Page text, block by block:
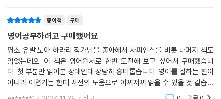
종이책 구매
영어공부하려고 구매했어요
평소 유발 노아 하라리 작가님을 좋아해서 사피엔스를 비롯 나머지 책도
읽었는데요. 이 책은 영어원서로 한번 도전해 보고 싶어서 구매했습니
다. 첫 부분만 읽어본 상태인데 상당히 흥미롭습니다. 영어를 잘하는 편이
아니라 어렵기는 한데 사전의 도움으로 어찌저찌 읽을 수 있을 것 같습니